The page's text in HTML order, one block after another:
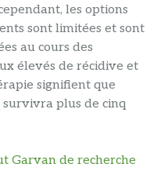
les options
sont limitées et sont
au cours des
élevés de récidive et
signifient que
survivra plus de cinq
Garvan de recherche